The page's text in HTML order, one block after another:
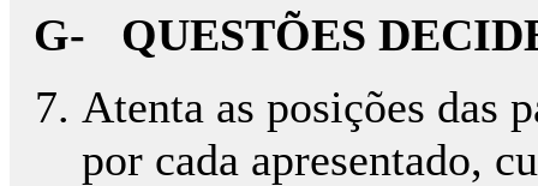
G- QUESTÕES
Atenta as posições das
por cada apresentado,